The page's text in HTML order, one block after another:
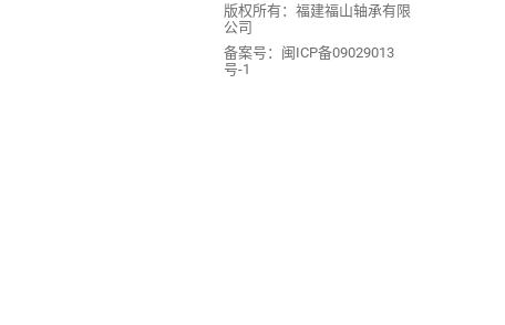
版权所有：福建福山轴承有限
公司
备案号：闽ICP备09029013
号-1